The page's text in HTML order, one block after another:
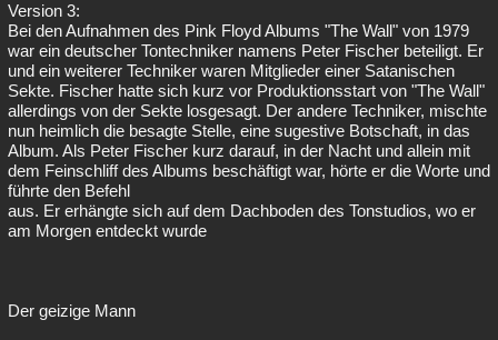
Version 3:
Bei den Aufnahmen des Pink Floyd Albums "The Wall" von 1979
war ein deutscher Tontechniker namens Peter Fischer beteiligt. Er
und ein weiterer Techniker waren Mitglieder einer Satanischen
Sekte. Fischer hatte sich kurz vor Produktionsstart von "The Wall"
allerdings von der Sekte losgesagt. Der andere Techniker, mischte
nun heimlich die besagte Stelle, eine sugestive Botschaft, in das
Album. Als Peter Fischer kurz darauf, in der Nacht und allein mit
dem Feinschliff des Albums beschäftigt war, hörte er die Worte und
führte den Befehl
aus. Er erhängte sich auf dem Dachboden des Tonstudios, wo er
am Morgen entdeckt wurde
Der geizige Mann